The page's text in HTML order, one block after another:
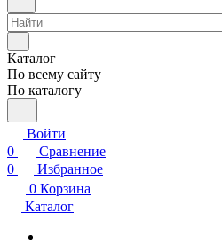
Каталог
По всему сайту
По каталогу
Войти
0
Сравнение
0
Избранное
0 Корзина
Каталог